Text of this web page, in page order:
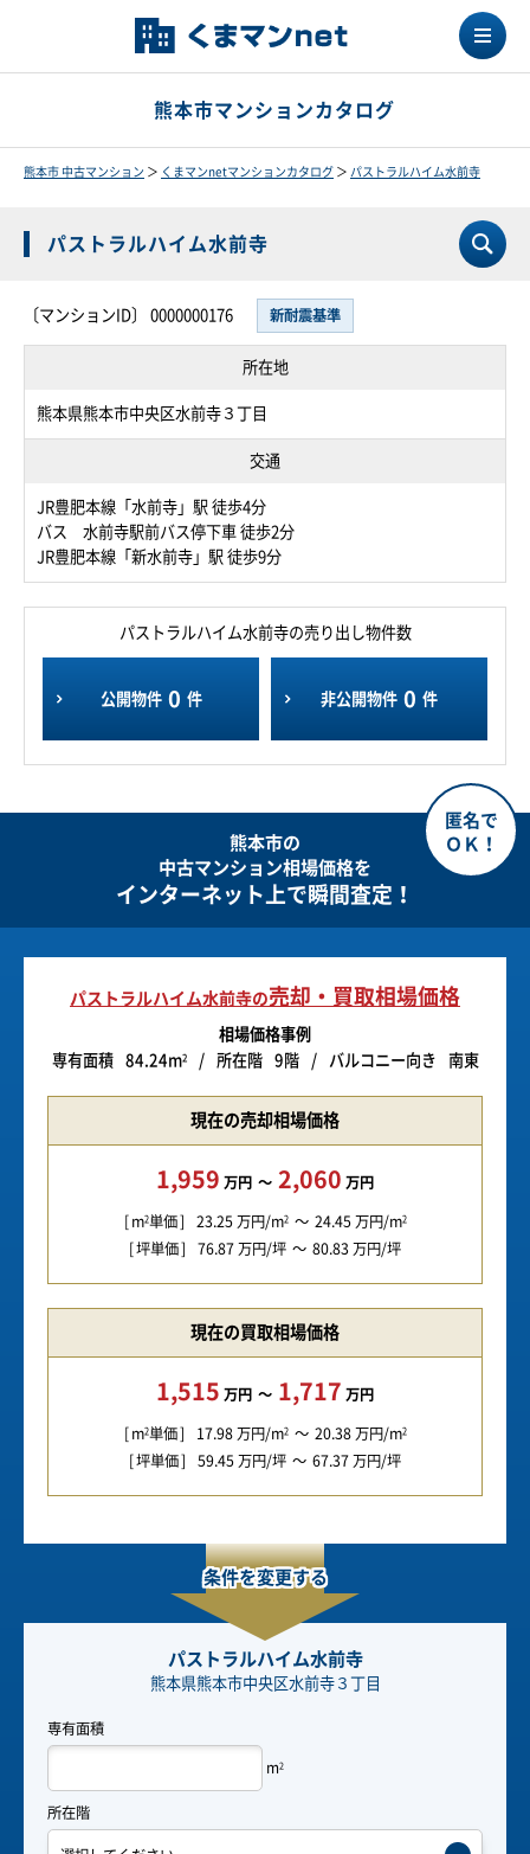
熊本市マンションカタログ
熊本市 中古マンション ＞ くまマンnetマンションカタログ ＞ パストラルハイム水前寺
パストラルハイム水前寺
〔マンションID〕 0000000176 新耐震基準
所在地
熊本県熊本市中央区水前寺３丁目
交通
JR豊肥本線「水前寺」駅 徒歩4分
バス 水前寺駅前バス停下車 徒歩2分
JR豊肥本線「新水前寺」駅 徒歩9分
パストラルハイム水前寺の売り出し物件数
公開物件 0 件 非公開物件 0 件
熊本市の
中古マンション相場価格を
インターネット上で瞬間査定！
パストラルハイム水前寺の売却・買取相場価格
相場価格事例
専有面積
84.24m2 所在階 9階 バルコニー向き 南東
現在の売却相場価格
1,959 万円 2,060 万円
m2単価 23.25 万円/m2 24.45 万円/m2
坪単価 76.87 万円/坪 80.83 万円/坪
現在の買取相場価格
1,515 万円 1,717 万円
m2単価 17.98 万円/m2 20.38 万円/m2
坪単価 59.45 万円/坪 67.37 万円/坪
条件を変更する
パストラルハイム水前寺
熊本県熊本市中央区水前寺３丁目
専有面積
m2
所在階